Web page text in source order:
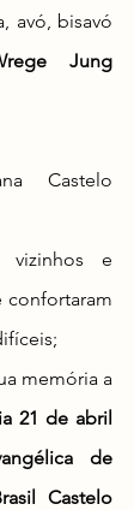
avó, bisavó
Jung
Castelo
vizinhos e
confortaram
memória a
21 de abril
de
Castelo